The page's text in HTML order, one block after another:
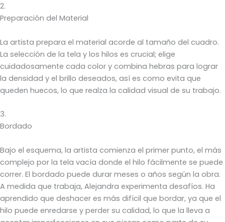
2.
Preparación del Material
La artista prepara el material acorde al tamaño del cuadro.
La selección de la tela y los hilos es crucial; elige
cuidadosamente cada color y combina hebras para lograr
la densidad y el brillo deseados, así es como evita que
queden huecos, lo que realza la calidad visual de su trabajo.
3.
Bordado
Bajo el esquema, la artista comienza el primer punto, el más
complejo por la tela vacía donde el hilo fácilmente se puede
correr. El bordado puede durar meses o años según la obra.
A medida que trabaja, Alejandra experimenta desafíos. Ha
aprendido que deshacer es más difícil que bordar, ya que el
hilo puede enredarse y perder su calidad, lo que la lleva a